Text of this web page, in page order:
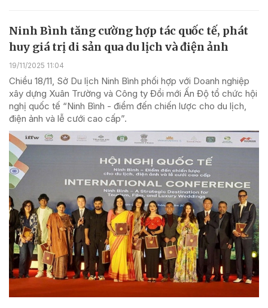
Ninh Bình tăng cường hợp tác quốc tế, phát
huy giá trị di sản qua du lịch và điện ảnh
19/11/2025 11:04
Chiều 18/11, Sở Du lịch Ninh Bình phối hợp với Doanh nghiệp
xây dựng Xuân Trường và Công ty Đổi mới Ấn Độ tổ chức hội
nghị quốc tế “Ninh Bình - điểm đến chiến lược cho du lịch,
điện ảnh và lễ cưới cao cấp”.